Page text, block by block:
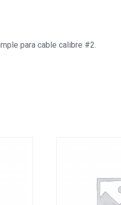
para cable calibre #2.